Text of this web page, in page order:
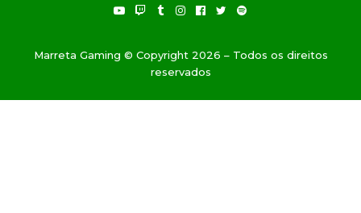
Marreta Gaming © Copyright 2026 – Todos os direitos
reservados